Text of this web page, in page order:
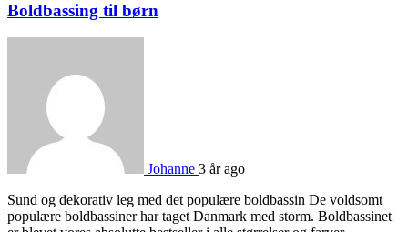
Boldbassing til børn
Johanne 3 år ago
Sund og dekorativ leg med det populære boldbassin De voldsomt
populære boldbassiner har taget Danmark med storm. Boldbassinet